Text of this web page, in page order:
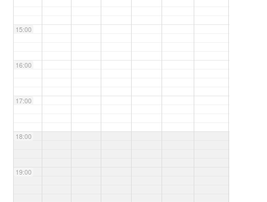
15:00
16:00
17:00
18:00
19:00